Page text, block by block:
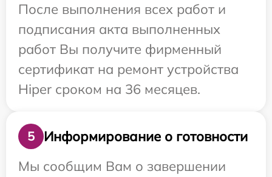
После выполнения всех работ и
подписания акта выполненных
работ Вы получите фирменный
сертификат на ремонт устройства
Hiper сроком на 36 месяцев.
5
Информирование о готовности
Мы сообщим Вам о завершении